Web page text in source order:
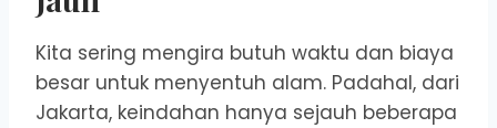
Kita sering mengira butuh waktu dan biaya
besar untuk menyentuh alam. Padahal, dari
Jakarta, keindahan hanya sejauh beberapa